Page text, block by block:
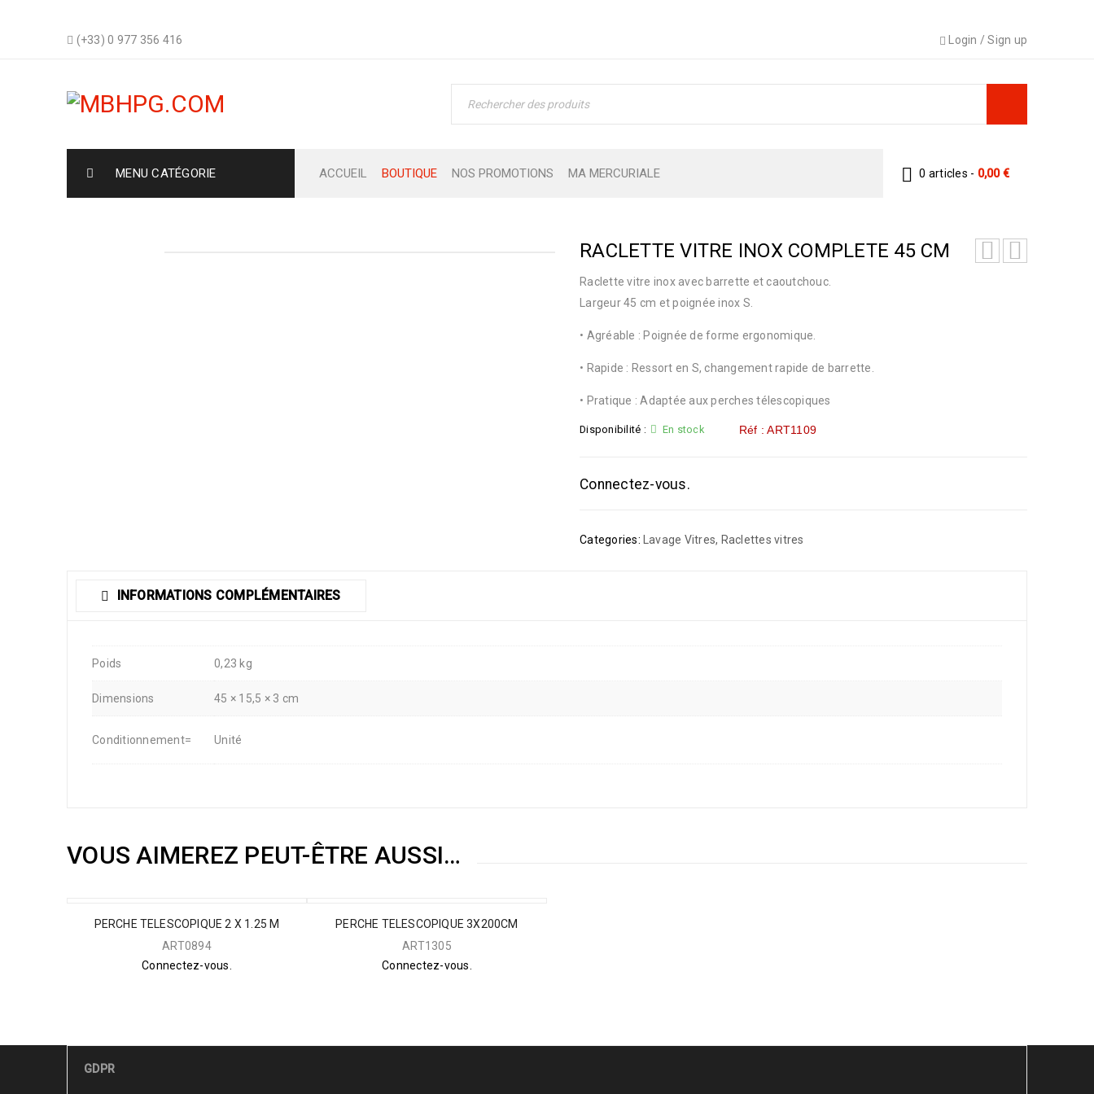
(+33) 0 977 356 416 Login /Sign up
MENU CATÉGORIE ACCUEIL BOUTIQUE NOS PROMOTIONS MA MERCURIALE 0 articles - 0,00€
RACLETTE VITRE INOX COMPLETE 45 CM
Raclette vitre inox avec barrette et caoutchouc.
Largeur 45 cm et poignée inox S.
• Agréable : Poignée de forme ergonomique.
• Rapide : Ressort en S, changement rapide de barrette.
• Pratique : Adaptée aux perches télescopiques
Disponibilité : En stock Réf : ART1109
Connectez-vous.
Categories: Lavage Vitres, Raclettes vitres
INFORMATIONS COMPLÉMENTAIRES
Poids 0,23 kg
Dimensions 45 × 15,5 × 3 cm
Conditionnement= Unité
VOUS AIMEREZ PEUT-ÊTRE AUSSI…
PERCHE TELESCOPIQUE 2 X 1.25 M
ART0894
Connectez-vous.
PERCHE TELESCOPIQUE 3X200CM
ART1305
Connectez-vous.
GDPR